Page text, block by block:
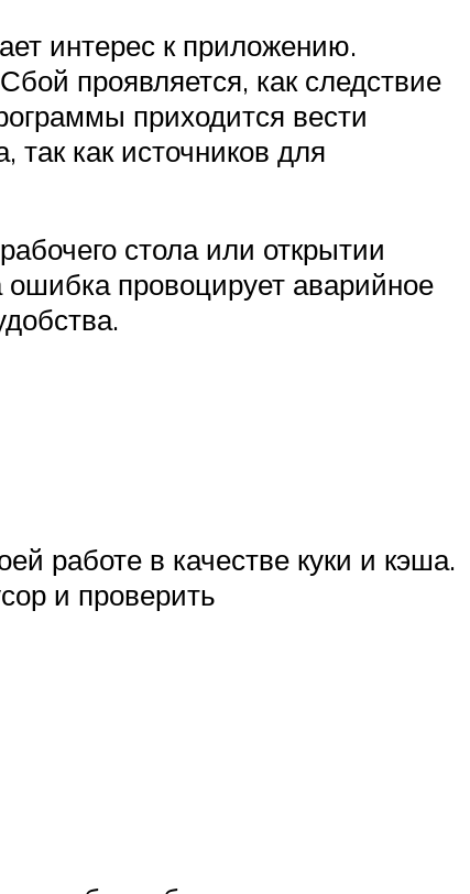
интерес к приложению.
проявляется, как следствие
приходится вести
как источников для
стола или открытии
провоцирует аварийное
работе в качестве куки и кэша.
и проверить